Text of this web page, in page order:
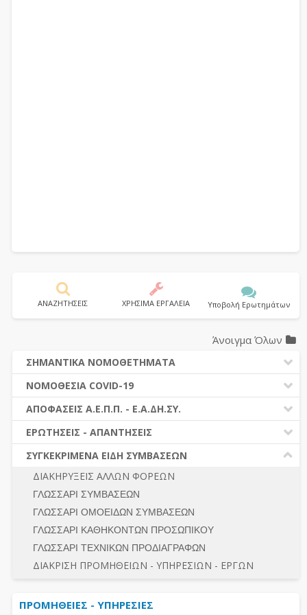
ΑΝΑΖΗΤΗΣΕΙΣ ΧΡΗΣΙΜΑ ΕΡΓΑΛΕΙΑ Υποβολή Ερωτημάτων
Άνοιγμα Όλων
ΣΗΜΑΝΤΙΚΑ ΝΟΜΟΘΕΤΗΜΑΤΑ
ΔΗΜΟΣΙΕΣ ΣΥΜΒΑΣΕΙΣ (Ν. 4412/2016)
ΔΗΜΟΤΙΚΟΣ ΚΩΔΙΚΑΣ (Ν.3463/2006)
ΚΑΛΛΙΚΡΑΤΗΣ (Ν.3852/2010)
ΝΟΜΟΘΕΣΙΑ - ΝΟΜΟΛΟΓΙΑ (ΣΥΝΟΛΟ)
ΝΟΜΟΘΕΣΙΑ COVID-19
ΝΟΜΟΘΕΣΙΑ - ΝΟΜΟΛΟΓΙΑ COVID -19
ΕΡΩΤΗΣΕΙΣ - ΑΠΑΝΤΗΣΕΙΣ
ΑΠΟΦΑΣΕΙΣ Α.Ε.Π.Π. - Ε.Α.ΔΗ.ΣΥ.
ΠΡΟΔΙΚΑΣΤΙΚΗ ΠΡΟΣΦΥΓΗ
ΓΕΝΙΚΟΙ ΚΑΝΟΝΕΣ
ΔΙΚΑΙΟΥΜΕΝΟΙ ΣΥΜΜΕΤΟΧΗΣ
ΠΡΟΣΦΟΡΕΣ – ΔΙΚΑΙΟΛΟΓΗΤΙΚΑ ΣΥΜΜΕΤΟΧΗΣ
ΔΙΕΞΑΓΩΓΗ ΔΙΑΔΙΚΑΣΙΑΣ
ΕΣΗΔΗΣ – ΚΗΜΔΗΣ
ΠΕΡΙΛΗΨΕΙΣ ΑΠΟΦΑΣΕΩΝ Α.Ε.Π.Π. - Ε.Α.ΔΗ.ΣΥ.
ΣΥΝΟΛΟ
ΕΡΩΤΗΣΕΙΣ - ΑΠΑΝΤΗΣΕΙΣ
Ν. 4782/2021 - ΤΡΟΠΟΠΟΙΗΣΗ 4412/2016
ΔΙΕΞΑΓΩΓΗ ΔΙΑΔΙΚΑΣΙΑΣ
ΔΙΑΔΙΚΑΣΙΕΣ ΑΝΑΘΕΣΗΣ
ΓΕΝΙΚΟΙ ΚΑΝΟΝΕΣ
ΠΡΟΕΤΟΙΜΑΣΙΑ - ΔΗΜΟΣΙΟΤΗΤΑ
ΛΟΓΟΙ ΑΠΟΚΛΕΙΣΜΟΥ-ΔΙΚΑΙΟΥΜΕΝΟΙ ΣΥΜΜΕΤΟΧΗΣ
ΠΡΟΣΦΟΡΕΣ - ΔΙΚΑΙΟΛΟΓΗΤΙΚΑ ΣΥΜΜΕΤΟΧΗΣ
ΣΥΓΚΕΚΡΙΜΕΝΑ ΕΙΔΗ ΣΥΜΒΑΣΕΩΝ
ΔΙΑΚΗΡΥΞΕΙΣ ΑΛΛΩΝ ΦΟΡΕΩΝ
ΓΛΩΣΣΑΡΙ ΣΥΜΒΑΣΕΩΝ
ΓΛΩΣΣΑΡΙ ΟΜΟΕΙΔΩΝ ΣΥΜΒΑΣΕΩΝ
ΓΛΩΣΣΑΡΙ ΚΑΘΗΚΟΝΤΩΝ ΠΡΟΣΩΠΙΚΟΥ
ΓΛΩΣΣΑΡΙ ΤΕΧΝΙΚΩΝ ΠΡΟΔΙΑΓΡΑΦΩΝ
ΔΙΑΚΡΙΣΗ ΠΡΟΜΗΘΕΙΩΝ - ΥΠΗΡΕΣΙΩΝ - ΕΡΓΩΝ
ΠΡΟΜΗΘΕΙΕΣ - ΥΠΗΡΕΣΙΕΣ